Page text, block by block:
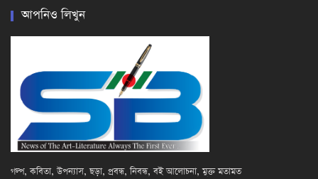
আপনিও লিখুন
গল্প, কবিতা, উপন্যাস, ছড়া, প্রবন্ধ, নিবন্ধ, বই আলোচনা, মুক্ত মতামত